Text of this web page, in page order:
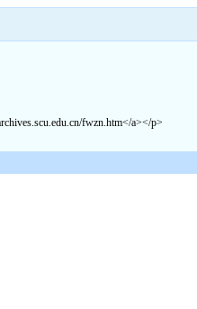
fwzn.htm</a></p>